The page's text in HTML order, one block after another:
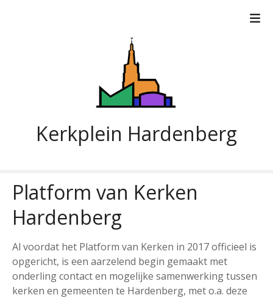
Kerkplein Hardenberg
Platform van Kerken
Hardenberg
Al voordat het Platform van Kerken in 2017 officieel is
opgericht, is een aarzelend begin gemaakt met
onderling contact en mogelijke samenwerking tussen
kerken en gemeenten te Hardenberg, met o.a. deze